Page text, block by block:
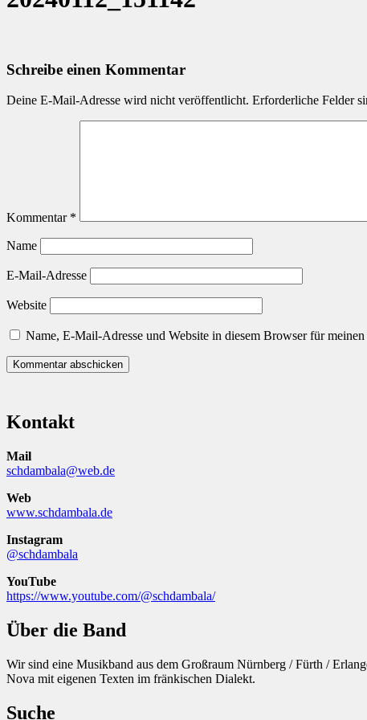
Schreibe einen Kommentar
Deine E-Mail-Adresse wird nicht veröffentlicht. Erforderliche Felder
Kommentar *
Name
E-Mail-Adresse
Website
Name, E-Mail-Adresse und Website in diesem Browser für
Kontakt
Mail
schdambala@web.de
Web
www.schdambala.de
Instagram
@schdambala
YouTube
https://www.youtube.com/@schdambala/
Über die Band
Wir sind eine Musikband aus dem Großraum Nürnberg / Fürth /
Nova mit eigenen Texten im fränkischen Dialekt.
Suche